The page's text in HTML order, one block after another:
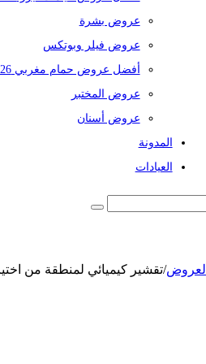
عروض بشرة
عروض فيلر وبوتكس
أفضل عروض حمام مغربي 2026
عروض المختبر
عروض أسنان
المدونة
العيادات
العروض/تقشير كيميائي لمنطقة من